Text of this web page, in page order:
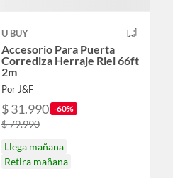
U BUY
Accesorio Para Puerta
Corrediza Herraje Riel 66ft
2m
Por J&F
$ 31.990 -60%
$ 79.990
Llega mañana
Retira mañana